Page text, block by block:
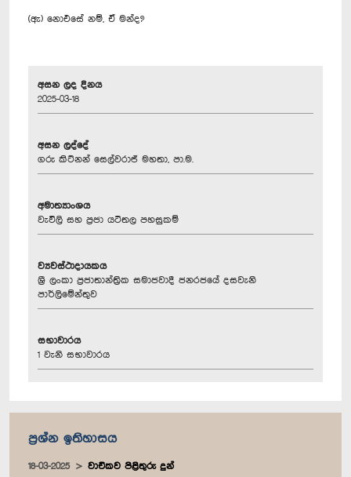
(ඇ) නොඑසේ නම්, ඒ මන්ද?
අසන ලද දිනය
2025-03-18
අසන ලද්දේ
ගරු කිට්නන් සෙල්වරාජ් මහතා, පා.ම.
අමාත්‍යාංශය
වැවිලි සහ ප්‍රජා යටිතල පහසුකම්
ව්‍යවස්ථාදායකය
ශ්‍රී ලංකා ප්‍රජාතාන්ත්‍රික සමාජවාදී ජනරජයේ දසවැනි
පාර්ලිමේන්තුව
සභාවාරය
1 වැනි සභාවාරය
ප්‍රශ්න ඉතිහාසය
18-03-2025 වාචිකව පිළිතුරු දුන්